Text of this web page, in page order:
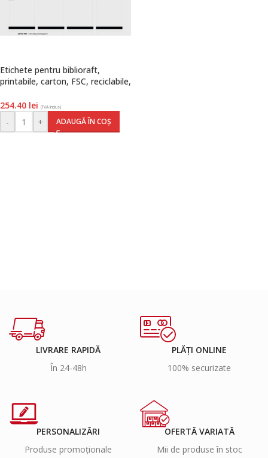
Etichete pentru biblioraft,
printabile, carton, FSC, reciclabile,
254.40 lei (TVA inclus)
- + ADAUGĂ ÎN COȘ
LIVRARE RAPIDĂ
În 24-48h
PLĂȚI ONLINE
100% securizate
PERSONALIZĂRI
Produse promoționale
OFERTĂ VARIATĂ
Mii de produse în stoc